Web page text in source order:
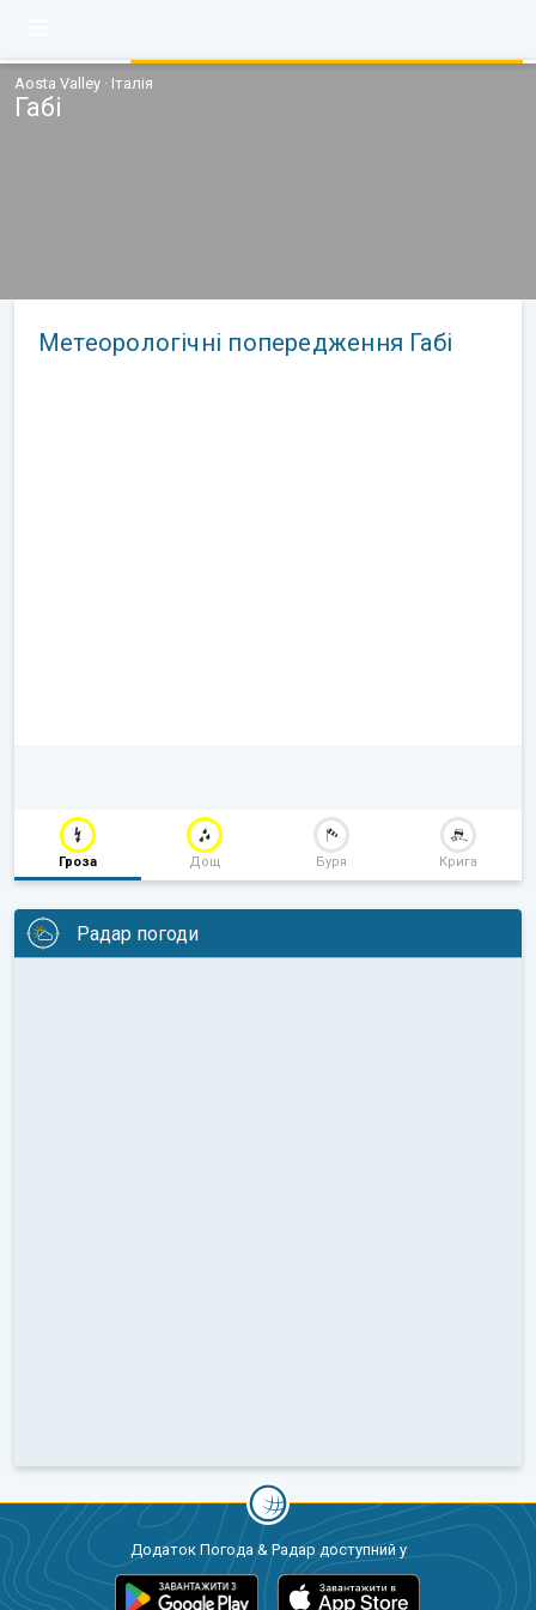
Aosta Valley · Італія
Габі
Метеорологічні попередження Габі
Гроза Дощ Буря Крига
Радар погоди
Додаток Погода & Радар доступний у